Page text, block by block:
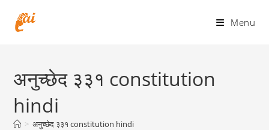
Menu
अनुच्छेद ३३१ constitution
hindi
> अनुच्छेद ३३१ constitution hindi